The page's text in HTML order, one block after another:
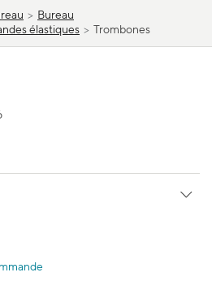
> Bureau
élastiques > Trombones